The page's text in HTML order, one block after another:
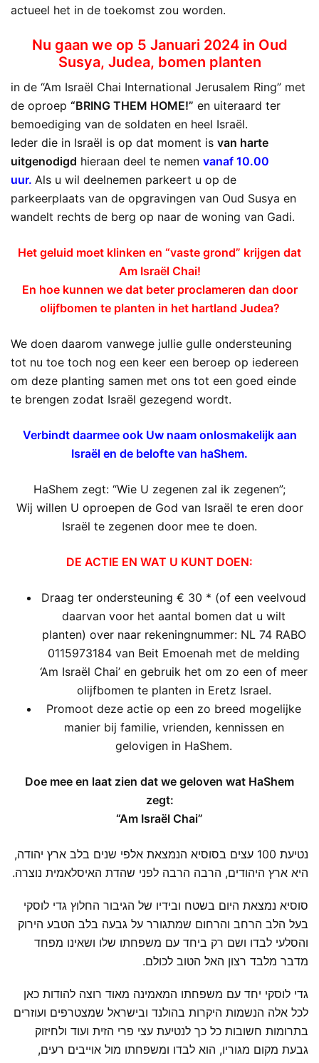
actueel het in de toekomst zou worden.
Nu gaan we op 5 Januari 2024 in Oud
Susya, Judea, bomen planten
in de “Am Israël Chai International Jerusalem Ring” met
de oproep “BRING THEM HOME!” en uiteraard ter
bemoediging van de soldaten en heel Israël.
Ieder die in Israël is op dat moment is van harte
uitgenodigd hieraan deel te nemen vanaf 10.00
uur. Als u wil deelnemen parkeert u op de
parkeerplaats van de opgravingen van Oud Susya en
wandelt rechts de berg op naar de woning van Gadi.
Het geluid moet klinken en “vaste grond” krijgen dat
Am Israël Chai!
En hoe kunnen we dat beter proclameren dan door
olijfbomen te planten in het hartland Judea?
We doen daarom vanwege jullie gulle ondersteuning
tot nu toe toch nog een keer een beroep op iedereen
om deze planting samen met ons tot een goed einde
te brengen zodat Israël gezegend wordt.
Verbindt daarmee ook Uw naam onlosmakelijk aan
Israël en de belofte van haShem.
HaShem zegt: “Wie U zegenen zal ik zegenen”;
Wij willen U oproepen de God van Israël te eren door
Israël te zegenen door mee te doen.
DE ACTIE EN WAT U KUNT DOEN:
Draag ter ondersteuning € 30 * (of een veelvoud
daarvan voor het aantal bomen dat u wilt
planten) over naar rekeningnummer: NL 74 RABO
0115973184 van Beit Emoenah met de melding
‘Am Israël Chai’ en gebruik het om zo een ​​of meer
olijfbomen te planten in Eretz Israel.
Promoot deze actie op een zo breed mogelijke
manier bij familie, vrienden, kennissen en
gelovigen in HaShem.
Doe mee en laat zien dat we geloven wat HaShem
zegt:
“Am Israël Chai”
נטיעת 100 עצים בסוסיא הנמצאת אלפי שנים בלב ארץ יהודה,
היא ארץ היהודים, הרבה הרבה לפני שהדת האיסלאמית נוצרה.
סוסיא נמצאת היום בשטח ובידיו של הגיבור החלוץ גדי לוסקי
בעל הלב הרחב והרחום שמתגורר על גבעה בלב הטבע הירוק
והסלעי לבדו ושם רק ביחד עם משפחתו שלו ושאינו מפחד
מדבר מלבד רצון האל הטוב לכולם.
גדי לוסקי יחד עם משפחתו המאמינה מאוד רוצה להודות כאן
לכל אלה הנשמות היקרות בהולנד ובישראל שמצטרפים ועוזרים
בתרומות חשובות כל כך לנטיעת עצי פרי הזית ועוד ולחיזוק
גבעת מקום מגוריו, הוא לבדו ומשפחתו מול אוייבים רעים,